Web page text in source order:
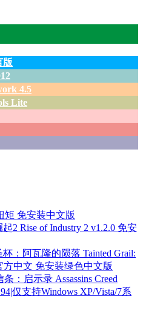
版
4.5
Lite
矩 免安装中文版
2 Rise of Industry 2 v1.2.0 免安
：阿瓦隆的陨落 Tainted Grail:
方中文 免安装绿色中文版
：启示录 Assassins Creed
仅支持Windows XP/Vista/7系